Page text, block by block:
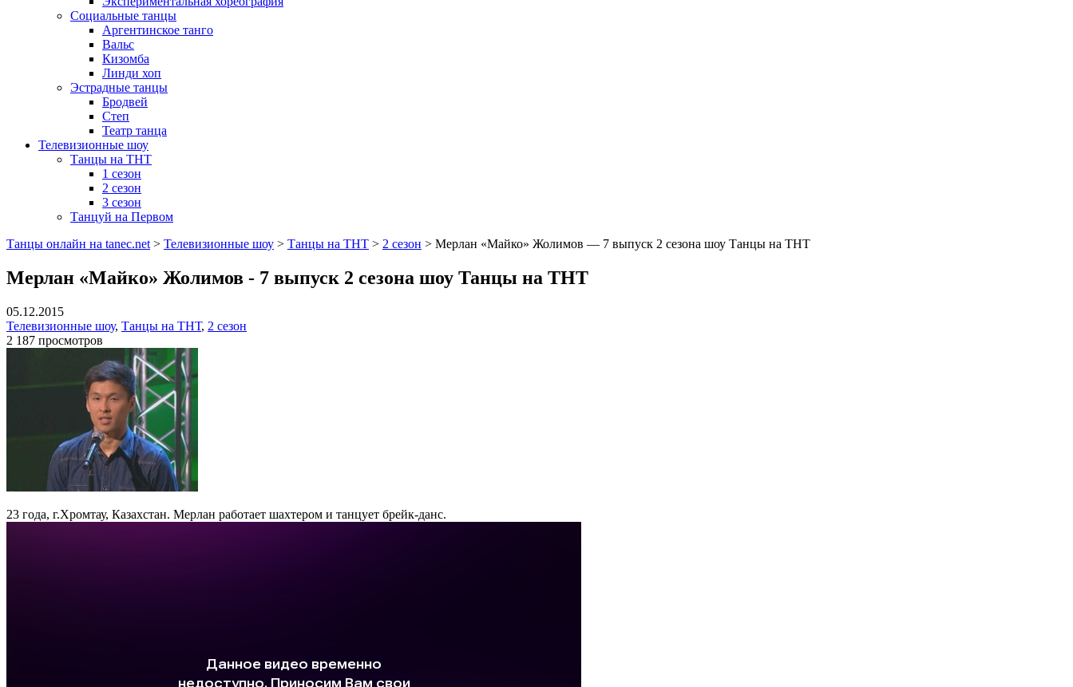
Социальные танцы
Аргентинское танго
Вальс
Кизомба
Линди хоп
Эстрадные танцы
Бродвей
Степ
Театр танца
Телевизионные шоу
Танцы на ТНТ
1 сезон
2 сезон
3 сезон
Танцуй на Первом
Танцы онлайн на tanec.net > Телевизионные шоу > Танцы на ТНТ > 2 сезон > Мерлан «Майко» Жолимов — 7 выпуск 2 сезона шоу Танцы на ТНТ
Мерлан «Майко» Жолимов - 7 выпуск 2 сезона шоу Танцы на ТНТ
05.12.2015
Телевизионные шоу, Танцы на ТНТ, 2 сезон
2 187 просмотров
23 года, г.Хромтау, Казахстан. Мерлан работает шахтером и танцует брейк-данс.